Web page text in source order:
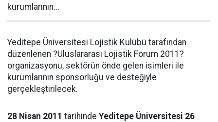
kurumlarının...
Yeditepe Üniversitesi Lojistik Kulübü tarafından
düzenlenen ?Uluslararası Lojistik Forum 2011?
organizasyonu, sektörün önde gelen isimleri ile
kurumlarının sponsorluğu ve desteğiyle
gerçekleştirilecek.
28 Nisan 2011 tarihinde Yeditepe Üniversitesi 26